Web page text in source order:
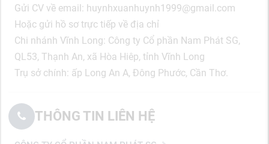
Gửi CV về email: huynhxuanhuynh1999@gmail.com
Hoặc gửi hồ sơ trực tiếp về địa chỉ
Chi nhánh Vĩnh Long: Công ty Cổ phần Nam Phát SG,
QL53, Thạnh An, xã Hòa Hiêp, tỉnh Vĩnh Long
Trụ sở chính: ấp Long An A, Đông Phước, Cần Thơ.
THÔNG TIN LIÊN HỆ